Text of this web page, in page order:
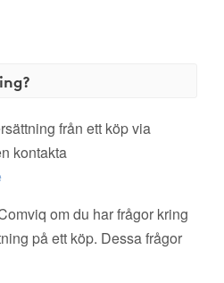
från ett köp via
kontakta
om du har frågor kring
på ett köp. Dessa frågor